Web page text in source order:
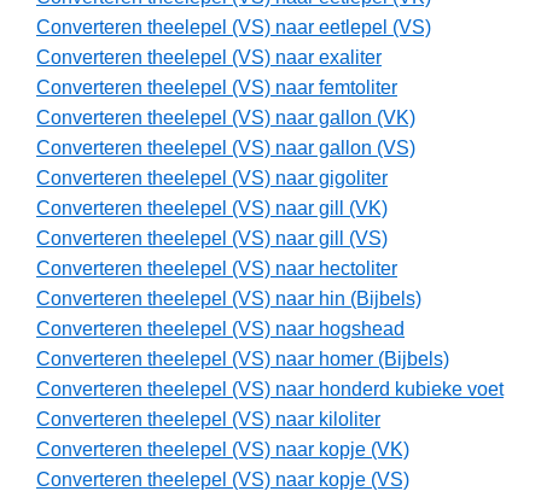
Converteren theelepel (VS) naar eetlepel (VS)
Converteren theelepel (VS) naar exaliter
Converteren theelepel (VS) naar femtoliter
Converteren theelepel (VS) naar gallon (VK)
Converteren theelepel (VS) naar gallon (VS)
Converteren theelepel (VS) naar gigoliter
Converteren theelepel (VS) naar gill (VK)
Converteren theelepel (VS) naar gill (VS)
Converteren theelepel (VS) naar hectoliter
Converteren theelepel (VS) naar hin (Bijbels)
Converteren theelepel (VS) naar hogshead
Converteren theelepel (VS) naar homer (Bijbels)
Converteren theelepel (VS) naar honderd kubieke voet
Converteren theelepel (VS) naar kiloliter
Converteren theelepel (VS) naar kopje (VK)
Converteren theelepel (VS) naar kopje (VS)